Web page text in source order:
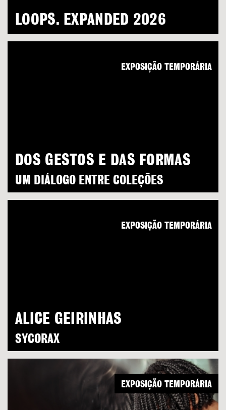
LOOPS. EXPANDED 2026
DOS GESTOS E DAS FORMAS
UM DIÁLOGO ENTRE COLEÇÕES
EXPOSIÇÃO TEMPORÁRIA
ALICE GEIRINHAS
SYCORAX
EXPOSIÇÃO TEMPORÁRIA
EXPOSIÇÃO TEMPORÁRIA